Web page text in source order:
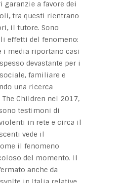
garanzie a favore dei
tra questi rientrano
il tutore. Sono
effetti del fenomeno:
i media riportano casi
devastante per i
familiare e
una ricerca
The Children nel 2017,
testimoni di
in rete e circa il
vede il
il fenomeno
del momento. Il
anche da